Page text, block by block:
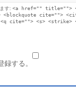
ます:<a href="" title="">
<blockquote cite="">
<q cite=""> <s> <strike>
録する。